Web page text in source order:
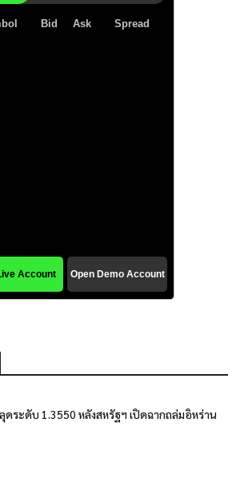
ระดับ 1.3550 หลังสหรัฐฯ เปิดฉากถล่มอิหร่าน